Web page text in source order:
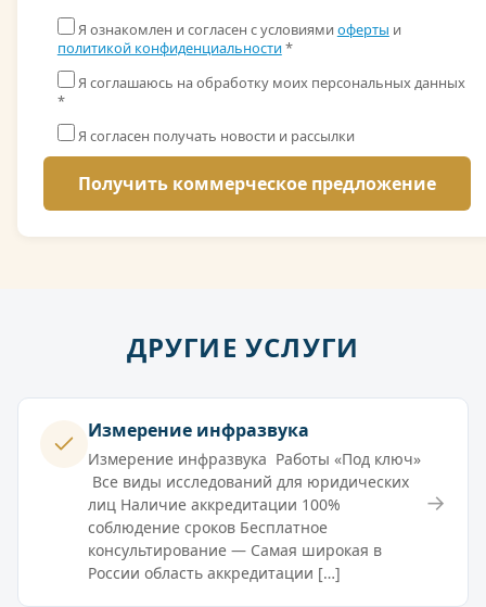
Я ознакомлен и согласен с условиями оферты и
политикой конфиденциальности*
Я соглашаюсь на обработку моих персональных данных
*
Я согласен получать новости и рассылки
ДРУГИЕ УСЛУГИ
Измерение инфразвука
Измерение инфразвука Работы «Под ключ»
Все виды исследований для юридических
лиц Наличие аккредитации 100%
соблюдение сроков Бесплатное
консультирование — Самая широкая в
России область аккредитации […]
→